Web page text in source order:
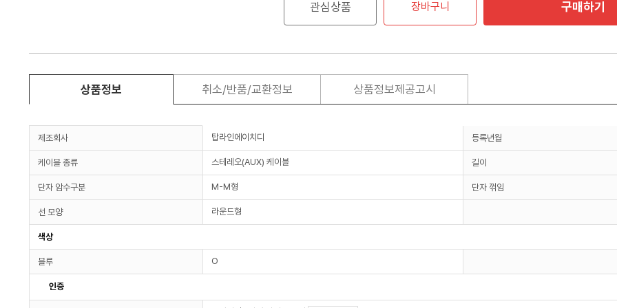
관심상품 장바구니 구매하기
상품정보 취소/반품/교환정보 상품정보제공고시
제조회사 탑라인에이치디 등록년월
케이블 종류 스테레오(AUX) 케이블 길이
단자 암수구분 M-M형 단자 꺾임
선 모양 라운드형
색상
블루 O
인증